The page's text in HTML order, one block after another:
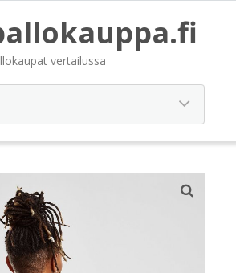
vertailussa